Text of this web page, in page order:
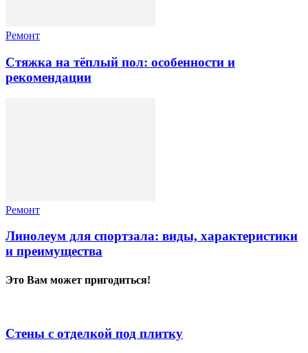
Ремонт
Стяжка на тёплый пол: особенности и
рекомендации
Ремонт
Линолеум для спортзала: виды, характеристики
и преимущества
Это Вам может пригодиться!
Стены с отделкой под плитку